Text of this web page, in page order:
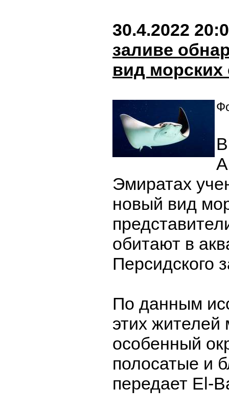
30.4.2022
заливе
вид морских
Эмиратах
новый вид
обитают в
Персидского
По данным
этих жителей
особенный
полосатые и
передает El-